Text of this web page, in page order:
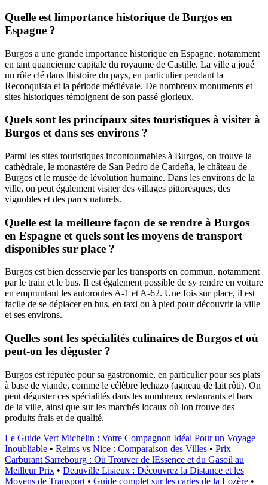
Quelle est limportance historique de Burgos en
Espagne ?
Burgos a une grande importance historique en Espagne, notamment
en tant quancienne capitale du royaume de Castille. La ville a joué
un rôle clé dans lhistoire du pays, en particulier pendant la
Reconquista et la période médiévale. De nombreux monuments et
sites historiques témoignent de son passé glorieux.
Quels sont les principaux sites touristiques à visiter à
Burgos et dans ses environs ?
Parmi les sites touristiques incontournables à Burgos, on trouve la
cathédrale, le monastère de San Pedro de Cardeña, le château de
Burgos et le musée de lévolution humaine. Dans les environs de la
ville, on peut également visiter des villages pittoresques, des
vignobles et des parcs naturels.
Quelle est la meilleure façon de se rendre à Burgos
en Espagne et quels sont les moyens de transport
disponibles sur place ?
Burgos est bien desservie par les transports en commun, notamment
par le train et le bus. Il est également possible de sy rendre en voiture
en empruntant les autoroutes A-1 et A-62. Une fois sur place, il est
facile de se déplacer en bus, en taxi ou à pied pour découvrir la ville
et ses environs.
Quelles sont les spécialités culinaires de Burgos et où
peut-on les déguster ?
Burgos est réputée pour sa gastronomie, en particulier pour ses plats
à base de viande, comme le célèbre lechazo (agneau de lait rôti). On
peut déguster ces spécialités dans les nombreux restaurants et bars
de la ville, ainsi que sur les marchés locaux où lon trouve des
produits frais et de qualité.
Le Guide Vert Michelin : Votre Compagnon Idéal Pour un Voyage
Inoubliable • Reims vs Nice : Comparaison des Villes • Prix
Carburant Sarrebourg : Où Trouver de lEssence et du Gasoil au
Meilleur Prix • Deauville Lisieux : Découvrez la Distance et les
Moyens de Transport • Guide complet sur les cartes de la Lozère •